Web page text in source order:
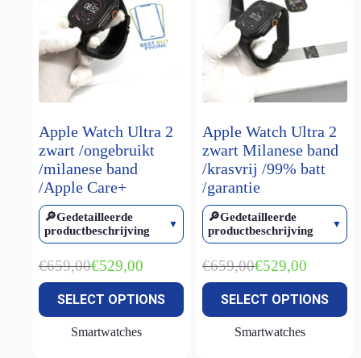
Apple Watch Ultra 2
zwart /ongebruikt
/milanese band
/Apple Care+
🔎Gedetailleerde
productbeschrijving
€659,00Oorspronkelijke
was:
€659,00.
€529,00
Huidige
is:
€529,00.
SELECT OPTIONS
Smartwatches
Apple Watch Ultra 2
zwart Milanese band
/krasvrij /99% batt
/garantie
🔎Gedetailleerde
productbeschrijving
€659,00Oorspronkelijke
was:
€659,00.
€529,00
Huidige
is:
€529,00.
SELECT OPTIONS
Smartwatches
MacBook Neo(1)
MacBook Pro M1
(1)
Magic keyboard
smart keyboard
Watch Ultra 2(4)
Watch Ultra 3(2)